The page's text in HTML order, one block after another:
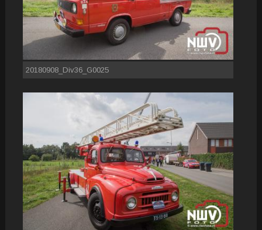
20180908_Div36_G0025